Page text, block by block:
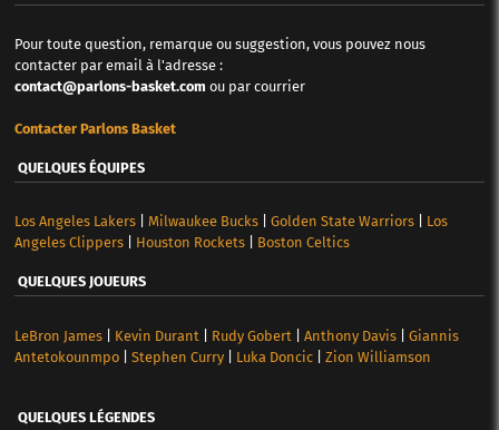
Pour toute question, remarque ou suggestion, vous pouvez nous
contacter par email à l'adresse :
contact@parlons-basket.com ou par courrier
Contacter Parlons Basket
QUELQUES ÉQUIPES
Los Angeles Lakers| Milwaukee Bucks| Golden State Warriors| Los
Angeles Clippers| Houston Rockets| Boston Celtics
QUELQUES JOUEURS
LeBron James| Kevin Durant Rudy Gobert Anthony Davis| Giannis
Antetokounmpo| Stephen Curry| Luka Doncic| Zion Williamson
QUELQUES LÉGENDES